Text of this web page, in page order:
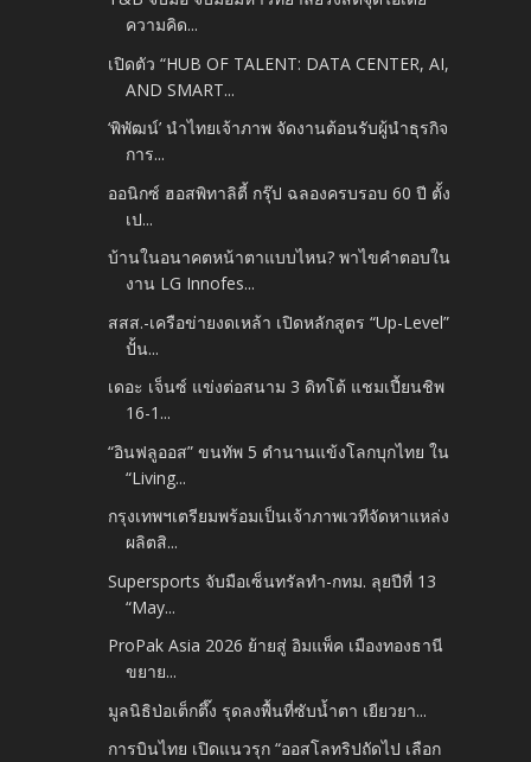
ความคิด...
เปิดตัว “HUB OF TALENT: DATA CENTER, AI,
AND SMART...
‘พิพัฒน์’ นำไทยเจ้าภาพ จัดงานต้อนรับผู้นำธุรกิจ
การ...
ออนิกซ์ ฮอสพิทาลิตี้ กรุ๊ป ฉลองครบรอบ 60 ปี ตั้ง
เป...
บ้านในอนาคตหน้าตาแบบไหน? พาไขคำตอบใน
งาน LG Innofes...
สสส.-เครือข่ายงดเหล้า เปิดหลักสูตร “Up-Level”
ปั้น...
เดอะ เจ็นซ์ แข่งต่อสนาม 3 ดิทโต้ แชมเปี้ยนชิพ
16-1...
“อินฟลูออส” ขนทัพ 5 ตำนานแข้งโลกบุกไทย ใน
“Living...
กรุงเทพฯเตรียมพร้อมเป็นเจ้าภาพเวทีจัดหาแหล่ง
ผลิตสิ...
Supersports จับมือเซ็นทรัลทำ-กทม. ลุยปีที่ 13
“May...
ProPak Asia 2026 ย้ายสู่ อิมแพ็ค เมืองทองธานี
ขยาย...
มูลนิธิป่อเต็กตึ๊ง รุดลงพื้นที่ซับน้ำตา เยียวยา...
การบินไทย เปิดแนวรุก “ออสโลทริปถัดไป เลือก